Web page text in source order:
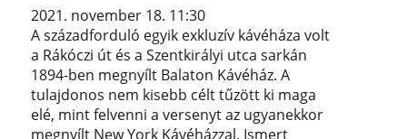
2021. november 18. 11:30
A századforduló egyik exkluzív kávéháza volt
a Rákóczi út és a Szentkirályi utca sarkán
1894-ben megnyílt Balaton Kávéház. A
tulajdonos nem kisebb célt tűzött ki maga
elé, mint felvenni a versenyt az ugyanekkor
megnyílt New York Kávéházzal. Ismert